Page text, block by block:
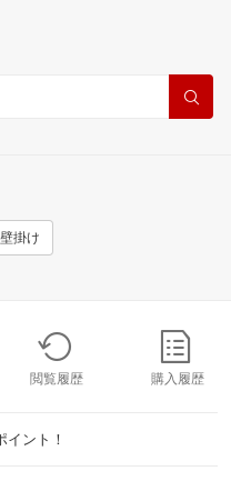
壁掛け
閲覧履歴 購入履歴
ント！